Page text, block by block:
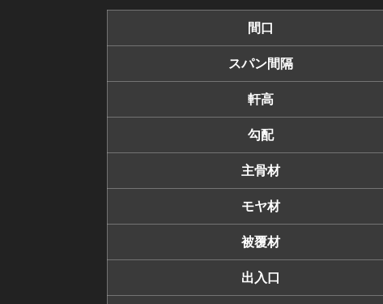
間口
スパン間隔
軒高
勾配
主骨材
モヤ材
被覆材
出入口